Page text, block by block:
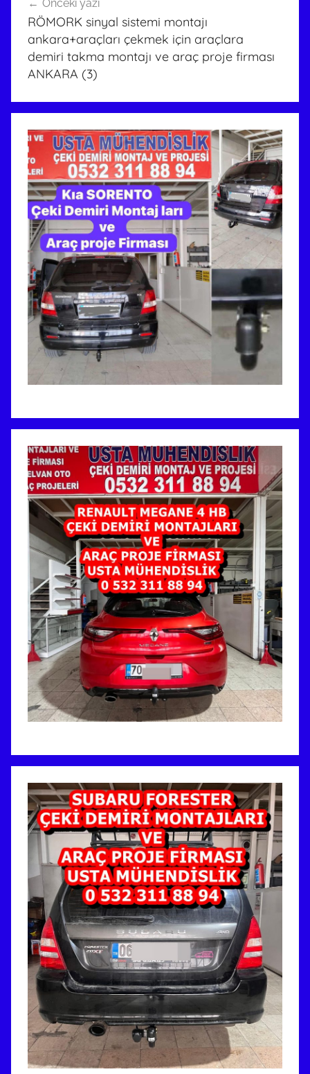
gezinmesi
Önceki yazı
RÖMORK sinyal sistemi montajı
ankara+araçları çekmek için araçlara
demiri takma montajı ve araç proje firması
ANKARA (3)